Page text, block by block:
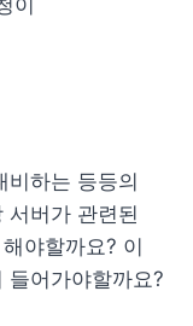
이
비하는 등등의
서버가 관련된
야할까요? 이
들어가야할까요?